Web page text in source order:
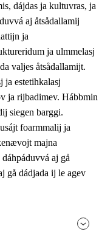
dájdas ja kultuvras, ja
aj åtsådallamij
ja
ja ulmmelasj
valjes åtsådallamijt.
ja estetihkalasj
ja rijbadimev. Hábbmin
siegen barggi.
foarmmalij ja
majna
aj gå
gå dádjada ij le agev